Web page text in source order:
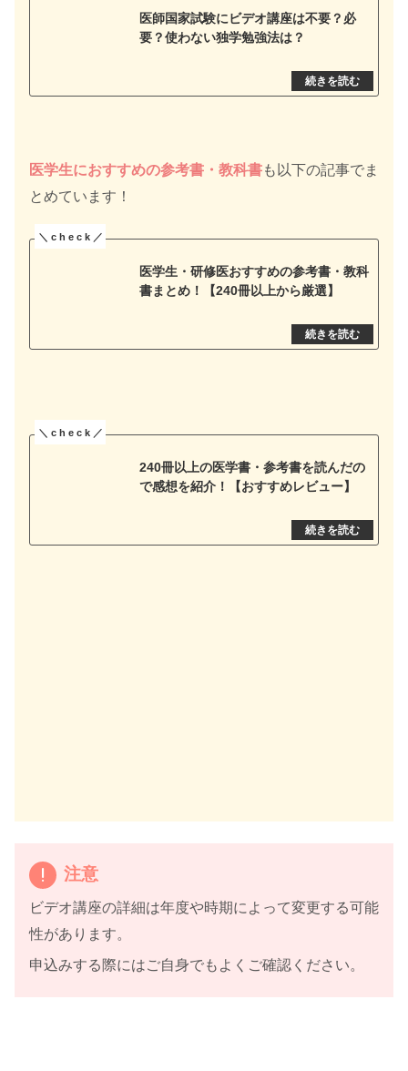
医師国家試験にビデオ講座は不要？必
要？使わない独学勉強法は？
医学生におすすめの参考書・教科書も以下の記事でま
とめています！
医学生・研修医おすすめの参考書・教科
書まとめ！【240冊以上から厳選】
240冊以上の医学書・参考書を読んだの
で感想を紹介！【おすすめレビュー】
注意
ビデオ講座の詳細は年度や時期によって変更する可能
性があります。
申込みする際にはご自身でもよくご確認ください。